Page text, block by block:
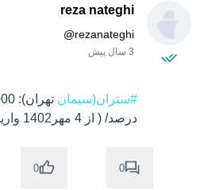
reza nateghi
@rezanateghi
3 سال پیش
#ستران(سیمان
درصد/ ( از 4 مهر1402 واریز به سجام)
0
0